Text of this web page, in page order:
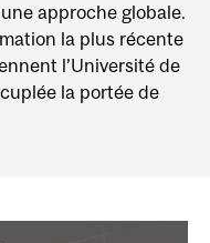
approche globale.
la plus récente
l’Université de
la portée de